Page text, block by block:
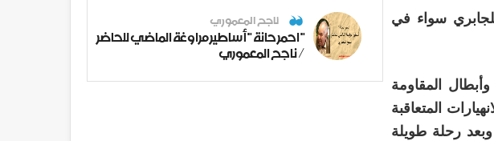
سواء في
المقاومة
المتعاقبة
رحلة طويلة
ناجح المعموري
" احمر حانة " أساطير مراوغة الماضي للحاضر
/ ناجح المعموري